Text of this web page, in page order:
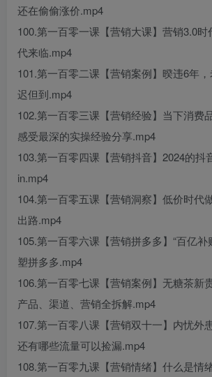
还在偷偷涨价.mp4
100.第一百零一课【营销大课】营销3.0
代来临.mp4
101.第一百零二课【营销案例】暌违6年
迟但到.mp4
102.第一百零三课【营销经验】当下消费
感受最深的实操经验分享.mp4
103.第一百零四课【营销抖音】2024的抖
in.mp4
104.第一百零五课【营销洞察】低价时代
出路.mp4
105.第一百零六课【营销拼多多】“百亿补
塑拼多多.mp4
106.第一百零七课【营销案例】无糖茶
产品、渠道、营销全拆解.mp4
107.第一百零八课【营销双十一】内忧
还有哪些流量可以捡漏.mp4
108.第一百零九课【营销情绪】什么是情